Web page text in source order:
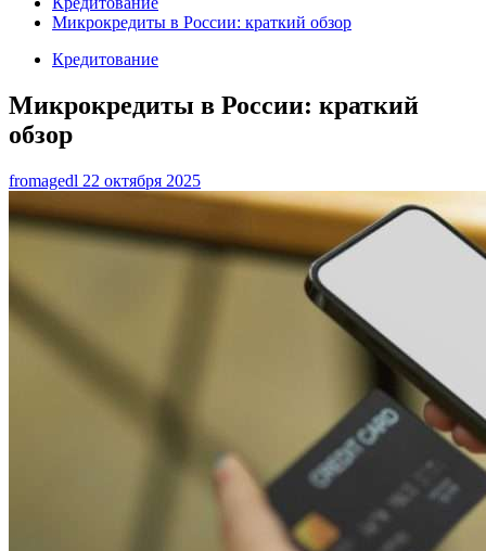
Микрокредиты в России: краткий обзор
Кредитование
Микрокредиты в России: краткий
обзор
fromagedl 22 октября 2025